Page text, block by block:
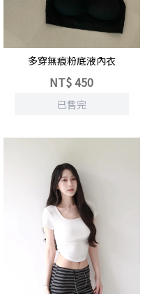
多穿無痕粉底液內衣
NT$450
已售完